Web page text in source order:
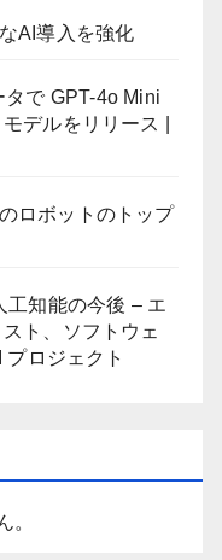
AI導入を強化
で GPT-4o Mini
デルをリリース |
ロボットのトップ
工知能の今後 – エ
ト、ソフトウェ
ロジェクト
。